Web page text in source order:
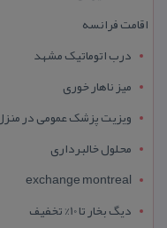
اقامت فرانسه
درب اتوماتیک مشهد
میز ناهار خوری
ویزیت پزشک عمومی در
محلول خالبرداری
exchange montreal
دیگ بخار تا 10% تخفیف